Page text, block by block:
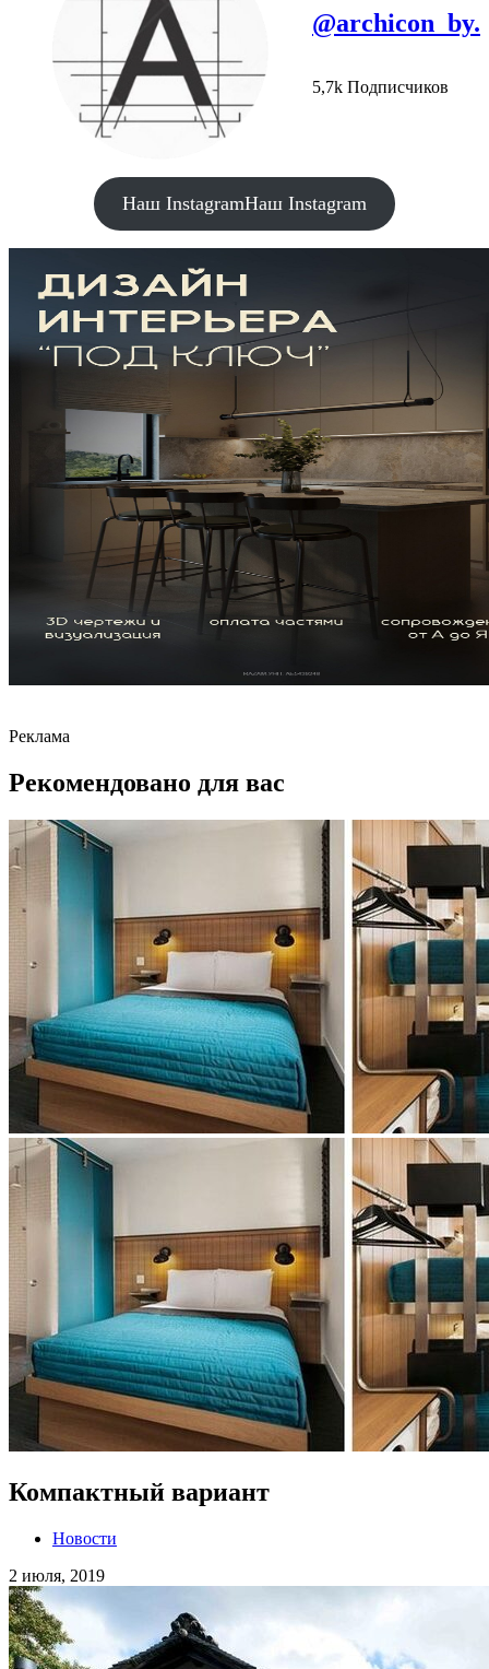
@archicon_by.
5,7k Подписчиков
Наш InstagramНаш Instagram
Реклама
Рекомендовано для вас
Компактный вариант
Новости
2 июля, 2019